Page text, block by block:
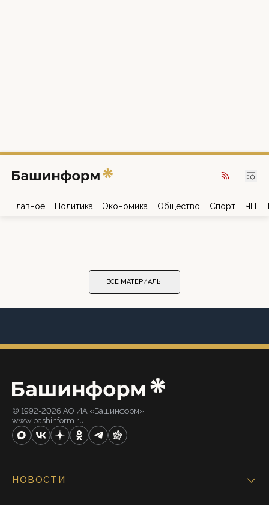
Главное Политика Экономика Общество Спорт ЧП
ВСЕ МАТЕРИАЛЫ
© 1992-2026 АО ИА «Башинформ».
www.bashinform.ru
НОВОСТИ